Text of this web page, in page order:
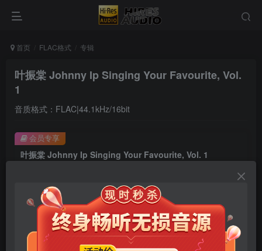
首页 FLAC格式 专辑
叶振棠 Johnny Ip Singing Your Favourite, Vol.
1
音质格式：FLAC|44.1kHz/16bit
叶振棠 Johnny Ip Singing Your Favourite, Vol. 1
￥9.9 限时特惠
￥99
年卡会员免费 永久会员免费
立即购买
会员专享